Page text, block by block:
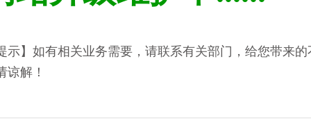
示】如有相关业务需要，请联系有关部门，给您带来的
谅解！